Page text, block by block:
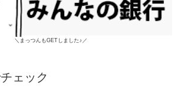
＼まっつんもGETしました♪／
ェック